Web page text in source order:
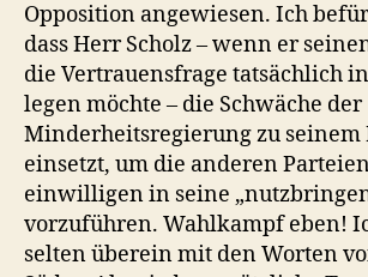
Opposition angewiesen. Ich
dass Herr Scholz – wenn er
die Vertrauensfrage tatsächlich
legen möchte – die Schwäche der
Minderheitsregierung zu seinem
einsetzt, um die anderen
einwilligen in seine
vorzuführen. Wahlkampf eben!
selten überein mit den Worten